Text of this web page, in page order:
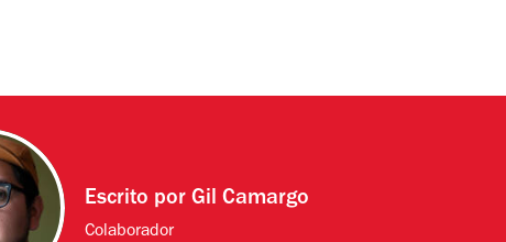
Escrito porGil Camargo
Colaborador